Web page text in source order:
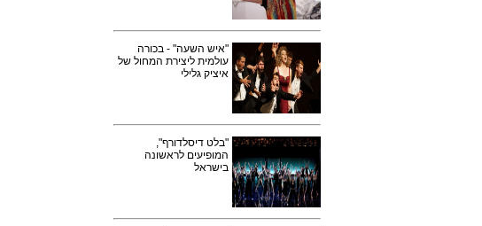
"איש השעה" - בכורה
עולמית ליצירת המחול של
איציק גלילי
"בלט דיסלדורף",
המופיעים לראשונה
בישראל